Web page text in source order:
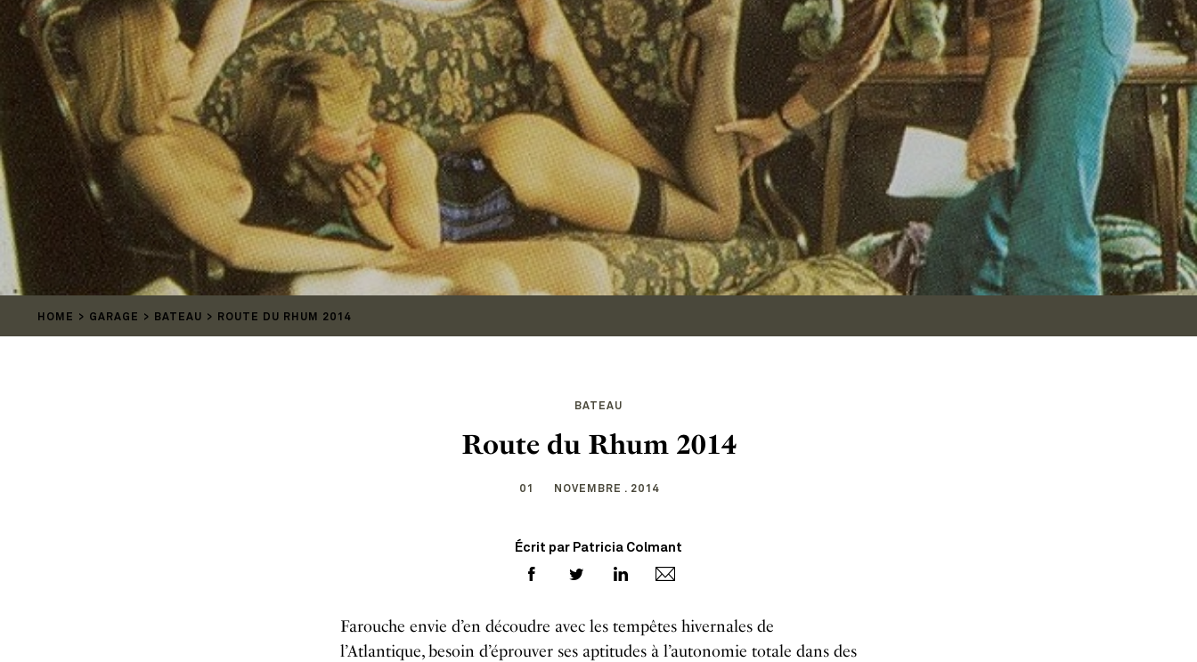
HOME GARAGE BATEAU ROUTE DU RHUM 2014
BATEAU
Route du Rhum 2014
01 NOVEMBRE . 2014
Écrit par Patricia Colmant
Farouche envie d’en découdre avec les tempêtes hivernales de
l’Atlantique, besoin d’éprouver ses aptitudes à l’autonomie totale dans des